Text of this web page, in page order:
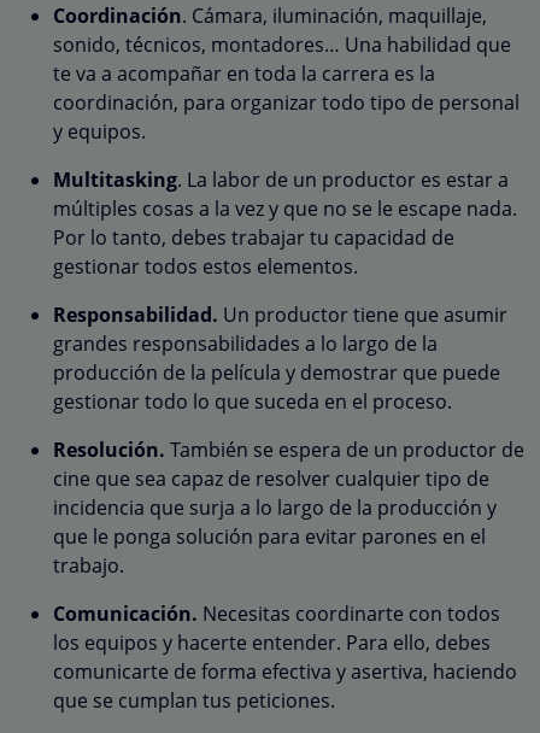
Coordinación. Cámara, iluminación, maquillaje,
sonido, técnicos, montadores… Una habilidad que
te va a acompañar en toda la carrera es la
coordinación, para organizar todo tipo de personal
y equipos.
Multitasking. La labor de un productor es estar a
múltiples cosas a la vez y que no se le escape nada.
Por lo tanto, debes trabajar tu capacidad de
gestionar todos estos elementos.
Responsabilidad. Un productor tiene que asumir
grandes responsabilidades a lo largo de la
producción de la película y demostrar que puede
gestionar todo lo que suceda en el proceso.
Resolución. También se espera de un productor de
cine que sea capaz de resolver cualquier tipo de
incidencia que surja a lo largo de la producción y
que le ponga solución para evitar parones en el
trabajo.
Comunicación. Necesitas coordinarte con todos
los equipos y hacerte entender. Para ello, debes
comunicarte de forma efectiva y asertiva, haciendo
que se cumplan tus peticiones.